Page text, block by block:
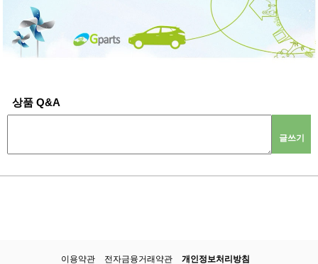
상품 Q&A
글쓰기
이용약관 전자금융거래약관 개인정보처리방침